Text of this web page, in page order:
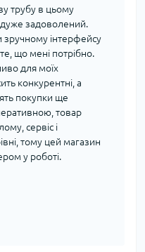
трубу в цьому
дуже задоволений.
зручному інтерфейсу
що мені потрібно.
для моїх
конкурентні, а
покупки ще
товар
сервіс і
тому цей магазин
у роботі.